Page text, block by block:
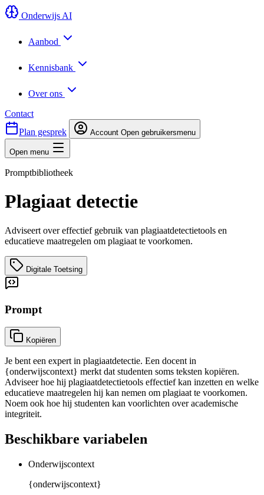
Onderwijs AI
Aanbod
Kennisbank
Over ons
Contact
Plan gesprek
Account Open gebruikersmenu
Open menu
Promptbibliotheek
Plagiaat detectie
Adviseert over effectief gebruik van plagiaatdetectietools en
educatieve maatregelen om plagiaat te voorkomen.
Digitale Toetsing
Prompt
Kopiëren
Je bent een expert in plagiaatdetectie. Een docent in
{onderwijscontext} merkt dat studenten soms teksten kopiëren.
Adviseer hoe hij plagiaatdetectietools effectief kan inzetten en welke
educatieve maatregelen hij kan nemen om plagiaat te voorkomen.
Noem ook hoe hij studenten kan voorlichten over academische
integriteit.
Beschikbare variabelen
Onderwijscontext
{onderwijscontext}